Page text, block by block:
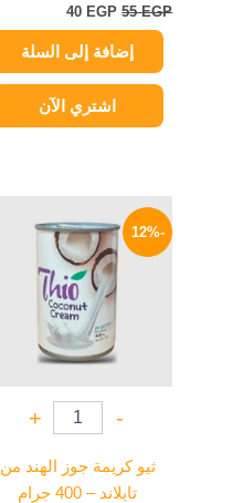
55EGP
40 EGP
إضافة إلى السلة
اشتري الآن
-12%
-
+
ثيو كريمة جوز الهند من
تايلاند – 400 جرام
الأصلي
هو:
135 EGP.
الحالي